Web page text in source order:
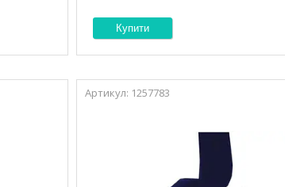
Купити
1257783